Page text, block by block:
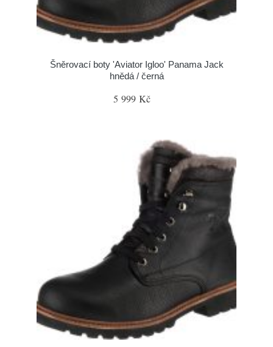
Šněrovací boty 'Aviator Igloo' Panama Jack
hnědá / černá
5 999 Kč